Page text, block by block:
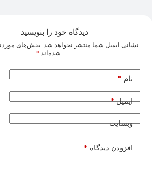
دیدگاه خود را بنویسید
نشانی ایمیل شما منتشر نخواهد شد. بخش‌های
شده‌اند *
نام*
ایمیل*
وبسایت
افزودن دیدگاه *